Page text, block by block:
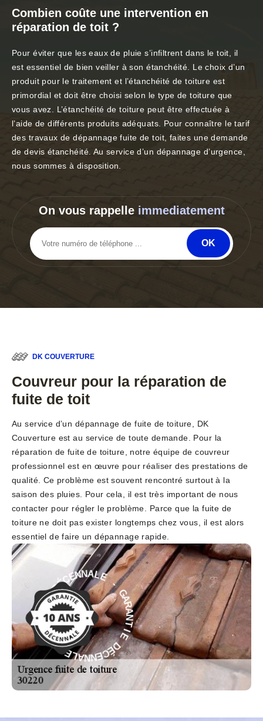
Combien coûte une intervention en
réparation de toit ?
Pour éviter que les eaux de pluie s’infiltrent dans le toit, il
est essentiel de bien veiller à son étanchéité. Le choix d’un
produit pour le traitement et l’étanchéité de toiture est
primordial et doit être choisi selon le type de toiture que
vous avez. L’étanchéité de toiture peut être effectuée à
l’aide de différents produits adéquats. Pour connaître le tarif
des travaux de dépannage fuite de toit, faites une demande
de devis étanchéité. Au service d’un dépannage d’urgence,
nous sommes à disposition.
On vous rappelle immediatement
DK COUVERTURE
Couvreur pour la réparation de
fuite de toit
Au service d’un dépannage de fuite de toiture, DK
Couverture est au service de toute demande. Pour la
réparation de fuite de toiture, notre équipe de couvreur
professionnel est en œuvre pour réaliser des prestations de
qualité. Ce problème est souvent rencontré surtout à la
saison des pluies. Pour cela, il est très important de nous
contacter pour régler le problème. Parce que la fuite de
toiture ne doit pas exister longtemps chez vous, il est alors
essentiel de faire un dépannage rapide.
G
A
R
A
N
T
I
E
D
É
C
E
NNALE - GAR
A
N
T
I
E
D
É
C
E
N
N
A
L
E
-